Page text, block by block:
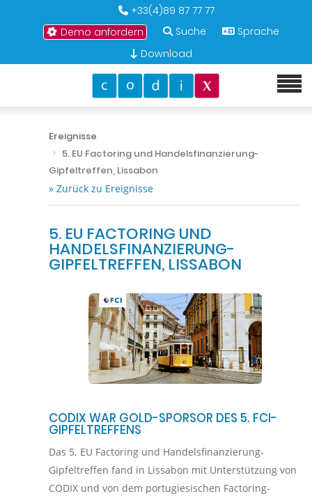
+33(4)89 87 77 77
Demo anfordern
Suche
Sprache
Download
Ereignisse
5. EU Factoring und Handelsfinanzierung-
Gipfeltreffen, Lissabon
» Zurück zu Ereignisse
5. EU FACTORING UND
HANDELSFINANZIERUNG-
GIPFELTREFFEN, LISSABON
CODIX WAR GOLD-SPORSOR DES 5. FCI-
GIPFELTREFFENS
Das 5. EU Factoring und Handelsfinanzierung-
Gipfeltreffen fand in Lissabon mit Unterstützung von
CODIX und von dem portugiesischen Factoring-